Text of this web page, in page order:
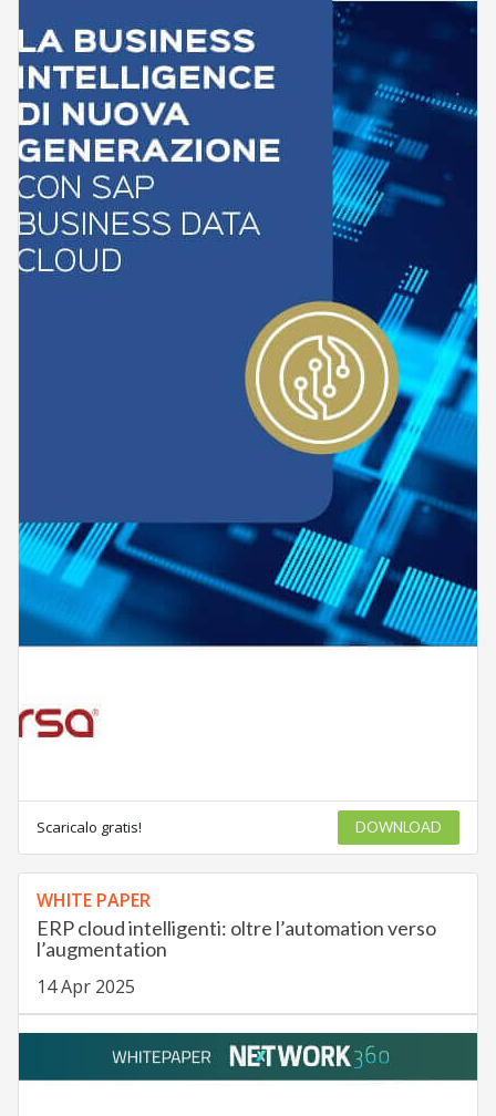
Scaricalo gratis! DOWNLOAD
WHITE PAPER
ERP cloud intelligenti: oltre l’automation verso
l’augmentation
14 Apr 2025